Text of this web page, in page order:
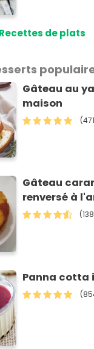
Recettes de plats
Gâteau au
maison
Gâteau
renversé à
Panna cotta